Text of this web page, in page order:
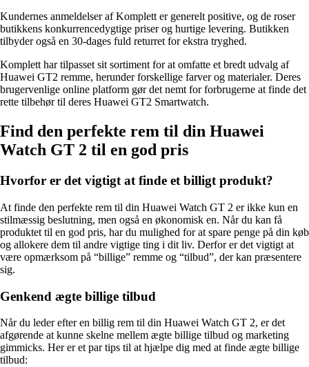
Kundernes anmeldelser af Komplett er generelt positive, og de roser
butikkens konkurrencedygtige priser og hurtige levering. Butikken
tilbyder også en 30-dages fuld returret for ekstra tryghed.
Komplett har tilpasset sit sortiment for at omfatte et bredt udvalg af
Huawei GT2 remme, herunder forskellige farver og materialer. Deres
brugervenlige online platform gør det nemt for forbrugerne at finde det
rette tilbehør til deres Huawei GT2 Smartwatch.
Find den perfekte rem til din Huawei
Watch GT 2 til en god pris
Hvorfor er det vigtigt at finde et billigt produkt?
At finde den perfekte rem til din Huawei Watch GT 2 er ikke kun en
stilmæssig beslutning, men også en økonomisk en. Når du kan få
produktet til en god pris, har du mulighed for at spare penge på din køb
og allokere dem til andre vigtige ting i dit liv. Derfor er det vigtigt at
være opmærksom på “billige” remme og “tilbud”, der kan præsentere
sig.
Genkend ægte billige tilbud
Når du leder efter en billig rem til din Huawei Watch GT 2, er det
afgørende at kunne skelne mellem ægte billige tilbud og marketing
gimmicks. Her er et par tips til at hjælpe dig med at finde ægte billige
tilbud: